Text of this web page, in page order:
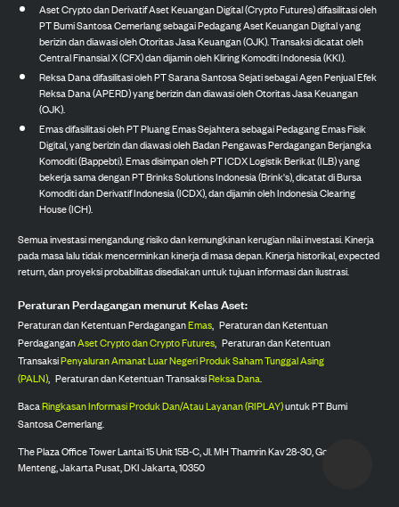
Aset Crypto dan Derivatif Aset Keuangan Digital (Crypto Futures) difasilitasi oleh
PT Bumi Santosa Cemerlang sebagai Pedagang Aset Keuangan Digital yang
berizin dan diawasi oleh Otoritas Jasa Keuangan (OJK). Transaksi dicatat oleh
Central Finansial X (CFX) dan dijamin oleh Kliring Komoditi Indonesia (KKI).
Reksa Dana difasilitasi oleh PT Sarana Santosa Sejati sebagai Agen Penjual Efek
Reksa Dana (APERD) yang berizin dan diawasi oleh Otoritas Jasa Keuangan
(OJK).
Emas difasilitasi oleh PT Pluang Emas Sejahtera sebagai Pedagang Emas Fisik
Digital, yang berizin dan diawasi oleh Badan Pengawas Perdagangan Berjangka
Komoditi (Bappebti). Emas disimpan oleh PT ICDX Logistik Berikat (ILB) yang
bekerja sama dengan PT Brinks Solutions Indonesia (Brink's), dicatat di Bursa
Komoditi dan Derivatif Indonesia (ICDX), dan dijamin oleh Indonesia Clearing
House (ICH).
Semua investasi mengandung risiko dan kemungkinan kerugian nilai investasi. Kinerja
pada masa lalu tidak mencerminkan kinerja di masa depan. Kinerja historikal, expected
return, dan proyeksi probabilitas disediakan untuk tujuan informasi dan ilustrasi.
Peraturan Perdagangan menurut Kelas Aset:
Peraturan dan Ketentuan PerdaganganEmas, Peraturan dan Ketentuan
PerdaganganAset Crypto dan Crypto Futures, Peraturan dan Ketentuan
TransaksiPenyaluran Amanat Luar Negeri Produk Saham Tunggal Asing
(PALN), Peraturan dan Ketentuan TransaksiReksa Dana.
BacaRingkasan Informasi Produk Dan/Atau Layanan (RIPLAY)untuk PT Bumi
Santosa Cemerlang.
The Plaza Office Tower Lantai 15 Unit 15B-C, Jl. MH Thamrin Kav 28-30, Gondangdia,
Menteng, Jakarta Pusat, DKI Jakarta, 10350